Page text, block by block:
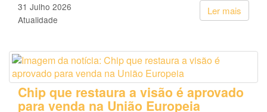
Ler mais
31 Julho 2026
Atualidade
Chip que restaura a visão é aprovado
para venda na União Europeia